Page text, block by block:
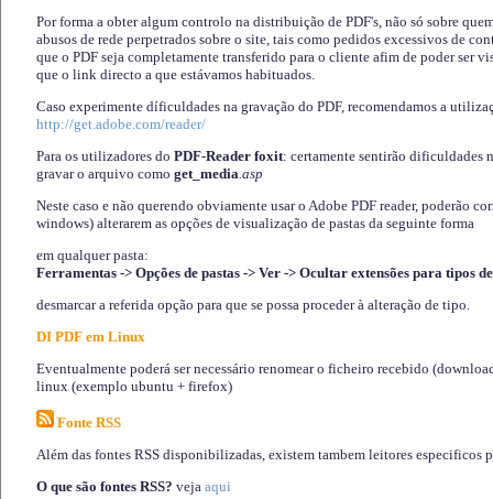
Por forma a obter algum controlo na distribuição de PDF's, não só sobre
abusos de rede perpetrados sobre o site, tais como pedidos excessivos de
que o PDF seja completamente transferido para o cliente afim de poder ser
que o link directo a que estávamos habituados.
Caso experimente díficuldades na gravação do PDF, recomendamos a
http://get.adobe.com/reader/
Para os utilizadores do PDF-Reader foxit: certamente sentirão dificuldades
gravar o arquivo como get_media.asp
Neste caso e não querendo obviamente usar o Adobe PDF reader, poderão
windows) alterarem as opções de visualização de pastas da seguinte forma
em qualquer pasta:
Ferramentas -> Opções de pastas -> Ver -> Ocultar extensões para tipos
desmarcar a referida opção para que se possa proceder à alteração de tipo.
DI PDF em Linux
Eventualmente poderá ser necessário renomear o ficheiro recebido
linux (exemplo ubuntu + firefox)
Fonte RSS
Além das fontes RSS disponibilizadas, existem tambem leitores especificos
O que são fontes RSS? veja aqui